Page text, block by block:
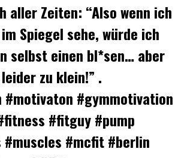
aller Zeiten: “Also wenn ich
Spiegel sehe, würde ich
selbst einen bl*sen… aber
zu klein!” .
#motivaton #gymmotivation
#fitguy #pump
#muscles #mcfit #berlin